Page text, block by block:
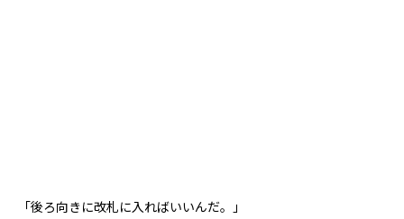
「後ろ向きに改札に入ればいいんだ。」